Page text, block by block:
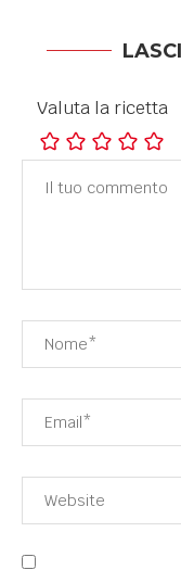
Valuta la ricetta